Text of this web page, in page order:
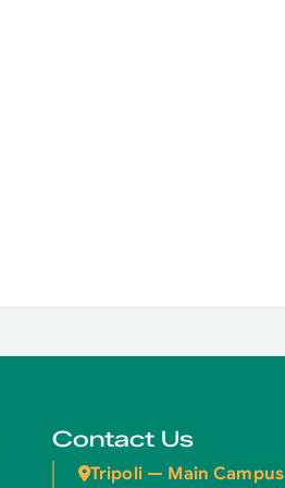
Contact Us
Tripoli — Main Campus